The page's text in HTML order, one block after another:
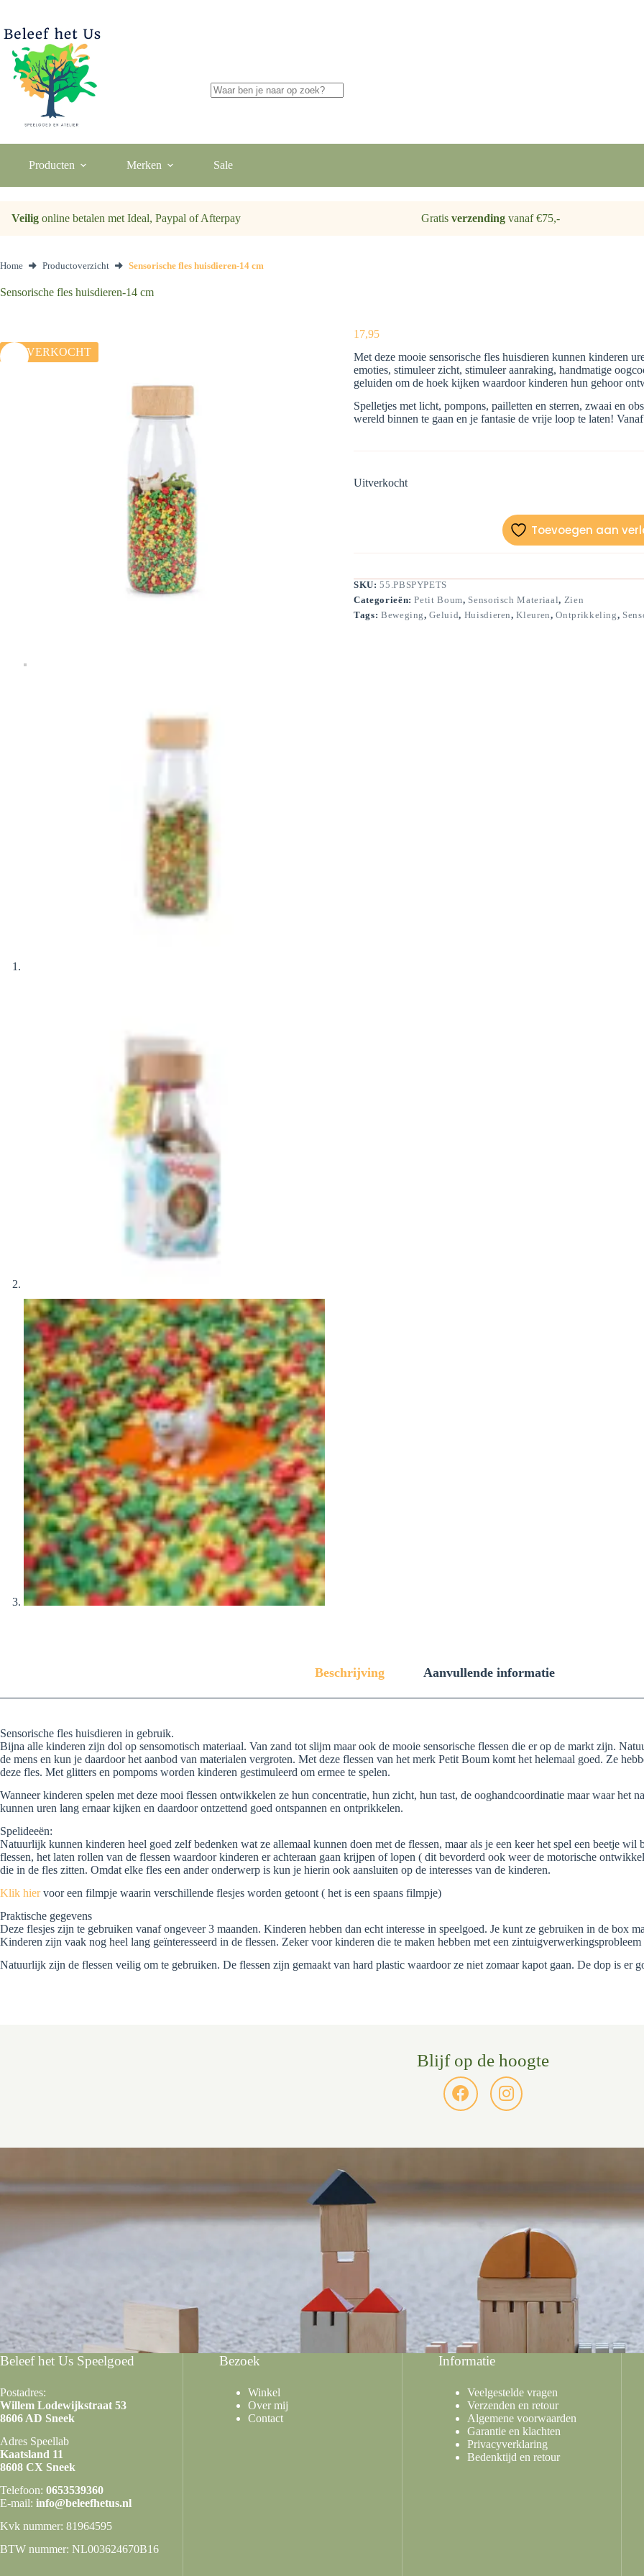
de
inhoud
Producten Merken Sale
Veilig online betalen met Ideal, Paypal of Afterpay Gratis verzendingvanaf €75,-
Home Productoverzicht Sensorische fles huisdieren-14 cm
Sensorische fles huisdieren-14 cm
UITVERKOCHT
17,95
Met deze mooie sensorische fles huisdieren kunnen kinderen
emoties, stimuleer zicht, stimuleer aanraking, handmatige
geluiden om de hoek kijken waardoor kinderen hun gehoor
Spelletjes met licht, pompons, pailletten en sterren, zwaai en
wereld binnen te gaan en je fantasie de vrije loop te laten!
Uitverkocht
Toevoegen aan
SKU:55.PBSPYPETS
Categorieën:Petit Boum, Sensorisch Materiaal, Zien
Tags: Beweging,Geluid, Huisdieren,Kleuren,Ontprikkeling,
Beschrijving Aanvullende informatie
Sensorische fles huisdieren in gebruik.
Bijna alle kinderen zijn dol op sensomotisch materiaal. Van zand tot slijm maar ook de mooie sensorische flessen die er op de markt zijn.
de mens en kun je daardoor het aanbod van materialen vergroten. Met deze flessen van het merk Petit Boum komt het helemaal goed. Ze
deze fles. Met glitters en pompoms worden kinderen gestimuleerd om ermee te spelen.
Wanneer kinderen spelen met deze mooi flessen ontwikkelen ze hun concentratie, hun zicht, hun tast, de ooghandcoordinatie maar waar
kunnen uren lang ernaar kijken en daardoor ontzettend goed ontspannen en ontprikkelen.
Spelideeën:
Natuurlijk kunnen kinderen heel goed zelf bedenken wat ze allemaal kunnen doen met de flessen, maar als je een keer het spel een beetje
flessen, het laten rollen van de flessen waardoor kinderen er achteraan gaan krijpen of lopen ( dit bevorderd ook weer de motorische
die in de fles zitten. Omdat elke fles een ander onderwerp is kun je hierin ook aansluiten op de interesses van de kinderen.
Klik hiervoor een filmpje waarin verschillende flesjes worden getoont ( het is een spaans filmpje)
Praktische gegevens
Deze flesjes zijn te gebruiken vanaf ongeveer 3 maanden. Kinderen hebben dan echt interesse in speelgoed. Je kunt ze gebruiken in de box
Kinderen zijn vaak nog heel lang geïnteresseerd in de flessen. Zeker voor kinderen die te maken hebben met een
Natuurlijk zijn de flessen veilig om te gebruiken. De flessen zijn gemaakt van hard plastic waardoor ze niet zomaar kapot gaan. De dop is er
Blijf op de hoogte
Beleef het Us Speelgoed
Postadres:
Willem Lodewijkstraat 53
8606 AD Sneek
Adres Speellab
Kaatsland 11
8608 CX Sneek
Telefoon: 0653539360
E-mail: info@beleefhetus.nl
Kvk nummer: 81964595
BTW nummer: NL003624670B16
Bezoek
Winkel
Over mij
Contact
Informatie
Veelgestelde vragen
Verzenden en retour
Algemene voorwaarden
Garantie en klachten
Privacyverklaring
Bedenktijd en retour